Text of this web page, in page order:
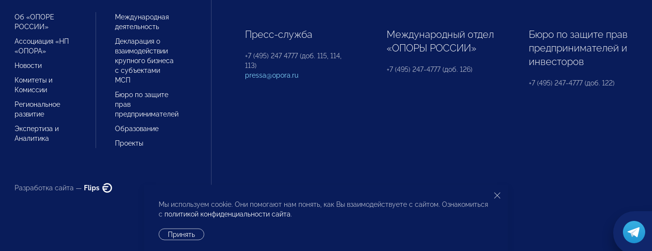
Об «ОПОРЕ
РОССИИ»
Ассоциация «НП
«ОПОРА»
Новости
Комитеты и
Комиссии
Региональное
развитие
Экспертиза и
Аналитика
Международная
деятельность
Декларация о
взаимодействии
крупного бизнеса
с субъектами
МСП
Бюро по защите
прав
предпринимателей
Образование
Проекты
Разработка сайта — Flips
Пресс-служба
+7 (495) 247 4777 (доб. 115, 114,
113)
pressa@opora.ru
Международный отдел
«ОПОРЫ РОССИИ»
+7 (495) 247-4777 (доб. 126)
Бюро по защите прав
предпринимателей и
инвесторов
+7 (495) 247-4777 (доб. 122)
Мы используем cookie. Они помогают нам понять, как Вы взаимодействуете с сайтом. Ознакомиться
с политикой конфиденциальности сайта.
Принять